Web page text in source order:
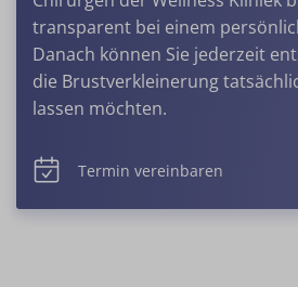
transparent bei einem
Danach können Sie jederzeit
die Brustverkleinerung
lassen möchten.
Termin vereinbaren